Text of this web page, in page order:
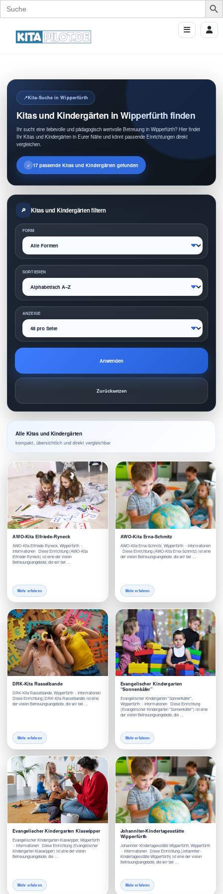
Search
for:
Kita-Suche in Wipperfürth
Kitas und Kindergärten in Wipperfürth finden
Ihr sucht eine liebevolle und pädagogisch wertvolle Betreuung in Wipperfürth? Hier findet
Ihr Kitas und Kindergärten in Eurer Nähe und könnt passende Einrichtungen direkt
vergleichen.
17 passende Kitas und Kindergärten gefunden
Kitas und Kindergärten filtern
FORM
SORTIEREN
ANZEIGE
Anwenden
Zurücksetzen
Alle Kitas und Kindergärten
kompakt, übersichtlich und direkt vergleichbar
AWO-Kita Elfriede-Ryneck
AWO-Kita Elfriede-Ryneck, Wipperfürth -
Informationen Diese Einrichtung (AWO-Kita
Elfriede-Ryneck) ist eine der vielen
Betreuungsangebote, die wir bei …
Mehr erfahren
AWO-Kita Erna-Schmitz
AWO-Kita Erna-Schmitz, Wipperfürth - Informationen
Diese Einrichtung (AWO-Kita Erna-Schmitz) ist eine
der vielen Betreuungsangebote, die wir bei …
Mehr erfahren
DRK-Kita Rasselbande
DRK-Kita Rasselbande, Wipperfürth - Informationen
Diese Einrichtung (DRK-Kita Rasselbande) ist eine
der vielen Betreuungsangebote, die wir bei …
Mehr erfahren
Evangelischer Kindergarten
“Sonnenkäfer”
Evangelischer Kindergarten "Sonnenkäfer",
Wipperfürth - Informationen Diese Einrichtung
(Evangelischer Kindergarten "Sonnenkäfer") ist eine
der vielen Betreuungsangebote, die …
Mehr erfahren
Evangelischer Kindergarten Klaswipper
Evangelischer Kindergarten Klaswipper, Wipperfürth
- Informationen Diese Einrichtung (Evangelischer
Kindergarten Klaswipper) ist eine der vielen
Betreuungsangebote, die …
Mehr erfahren
Johanniter-Kindertagesstätte
Wipperfürth
Johanniter-Kindertagesstätte Wipperfürth, Wipperfürth
- Informationen Diese Einrichtung (Johanniter-
Kindertagesstätte Wipperfürth) ist eine der vielen
Betreuungsangebote, die wir bei …
Mehr erfahren